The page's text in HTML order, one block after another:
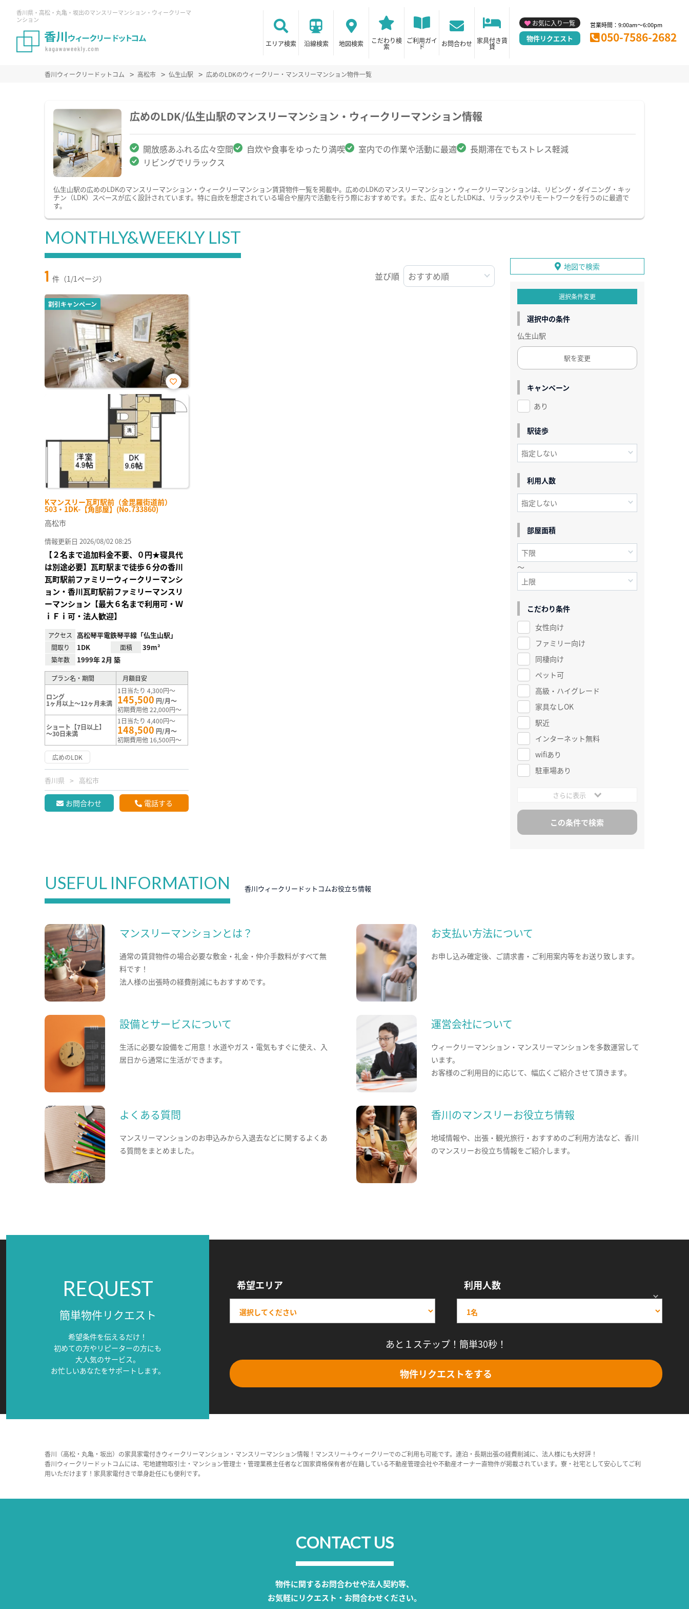
香川県・高松・丸亀・坂出のマンスリーマンション・ウィークリーマ
ンション
エリア検索 沿線検索 地図検索 こだわり検
索
ご利用ガイ
ド お問合わせ 家具付き賃
貸
お気に入り一覧
物件リクエスト
営業時間：9:00am～6:00pm
050-7586-2682
香川ウィークリードットコム 高松市 仏生山駅 広めのLDKのウィークリー・マンスリーマンション物件一覧
広めのLDK/仏生山駅のマンスリーマンション・ウィークリーマンション情報
開放感あふれる広々空間 自炊や食事をゆったり満喫 室内での作業や活動に最適
長期滞在でもストレス軽減
リビングでリラックス
仏生山駅の広めのLDKのマンスリーマンション・ウィークリーマンション賃貸物件一覧を掲載中。広めのLDKのマンスリーマンション・ウィークリーマンションは、リビング・ダイニング・キッ
チン（LDK）スペースが広く設計されています。特に自炊を想定されている場合や屋内で活動を行う際におすすめです。また、広々としたLDKは、リラックスやリモートワークを行うのに最適で
す。
MONTHLY&WEEKLY LIST
1 件（1/1ページ） 並び順
割引キャンペーン
Kマンスリー瓦町駅前（金毘羅街道前）
503・1DK-【角部屋】(No.733860)
お気
に入
録
高松市
情報更新日 2026/08/02 08:25
【２名まで追加料金不要、０円★寝具代
は別途必要】瓦町駅まで徒歩６分の香川
瓦町駅前ファミリーウィークリーマンシ
ョン・香川瓦町駅前ファミリーマンスリ
ーマンション【最大６名まで利用可・Ｗ
ｉＦｉ可・法人歓迎】
アクセス 高松琴平電鉄琴平線「仏生山駅」
間取り 1DK 面積 39m²
築年数 1999年 2月 築
プラン名・期間 月額目安
ロング
1ヶ月以上～12ヶ月未満
1日当たり 4,300円～
145,500 円/月～
初期費用他 22,000円～
ショート【7日以上】
～30日未満
1日当たり 4,400円～
148,500 円/月～
初期費用他 16,500円～
広めのLDK
香川県 高松市
お問合わせ 電話する
地図で検索
選択条件変更
選択中の条件
仏生山駅
駅を変更
キャンペーン
あり
駅徒歩
利用人数
部屋面積
～
こだわり条件
女性向け
ファミリー向け
同棲向け
ペット可
高級・ハイグレード
家具なしOK
駅近
インターネット無料
wifiあり
駐車場あり
さらに表示
USEFUL INFORMATION 香川ウィークリードットコムお役立ち情報
マンスリーマンションとは？
通常の賃貸物件の場合必要な敷金・礼金・仲介手数料がすべて無
料です！
法人様の出張時の経費削減にもおすすめです。
お支払い方法について
お申し込み確定後、ご請求書・ご利用案内等をお送り致します。
設備とサービスについて
生活に必要な設備をご用意！水道やガス・電気もすぐに使え、入
居日から通常に生活ができます。
運営会社について
ウィークリーマンション・マンスリーマンションを多数運営して
います。
お客様のご利用目的に応じて、幅広くご紹介させて頂きます。
よくある質問
マンスリーマンションのお申込みから入退去などに関するよくあ
る質問をまとめました。
香川のマンスリーお役立ち情報
地域情報や、出張・観光旅行・おすすめのご利用方法など、香川
のマンスリーお役立ち情報をご紹介します。
REQUEST
簡単物件リクエスト
希望条件を伝えるだけ！
初めての方やリピーターの方にも
大人気のサービス。
お忙しいあなたをサポートします。
希望エリア 利用人数
あと１ステップ！簡単30秒！
物件リクエストをする
香川（高松・丸亀・坂出）の家具家電付きウィークリーマンション・マンスリーマンション情報！マンスリー＋ウィークリーでのご利用も可能です。連泊・長期出張の経費削減に、法人様にも大好評！
香川ウィークリードットコムには、宅地建物取引士・マンション管理士・管理業務主任者など国家資格保有者が在籍している不動産管理会社や不動産オーナー直物件が掲載されています。寮・社宅として安心してご利
用いただけます！家具家電付きで単身赴任にも便利です。
CONTACT US
物件に関するお問合わせや法人契約等、
お気軽にリクエスト・お問合わせください。